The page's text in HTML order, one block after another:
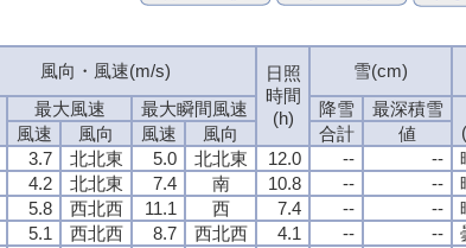
風向・風速(m/s)
日照
時間
(h)
雪(cm)
最大風速 最大瞬間風速 降雪 最深積雪
風速 風向 風速 風向 合計
値
3.7 北北東 5.0 北北東 12.0 -- --
4.2 北北東 7.4 南 10.8 -- --
5.8 西北西 11.1 西 7.4 -- --
5.1 西北西 8.7 西北西 4.1 -- --